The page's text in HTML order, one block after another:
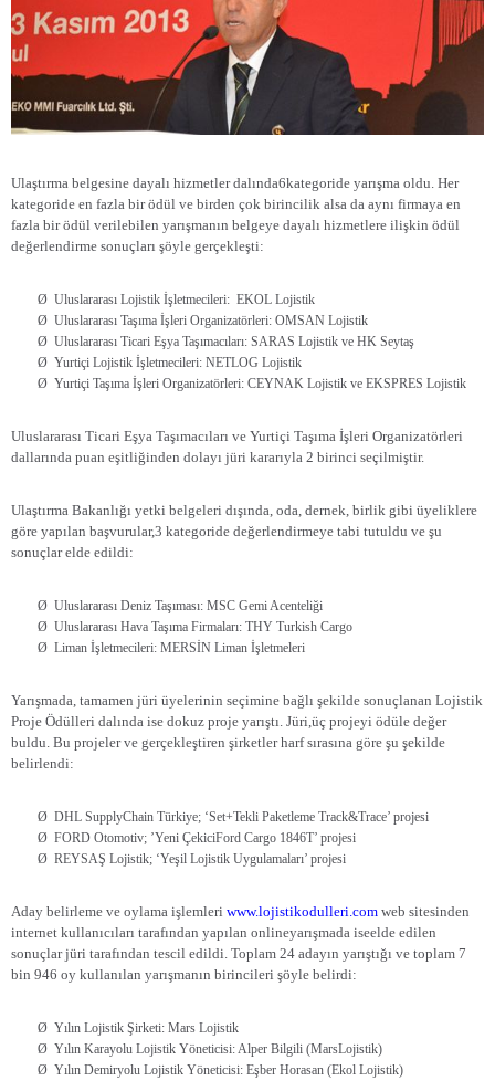
Ulaştırma belgesine dayalı hizmetler dalında6kategoride yarışma oldu. Her
kategoride en fazla bir ödül ve birden çok birincilik alsa da aynı firmaya en
fazla bir ödül verilebilen yarışmanın belgeye dayalı hizmetlere ilişkin ödül
değerlendirme sonuçları şöyle gerçekleşti:
Ø Uluslararası Lojistik İşletmecileri: EKOL Lojistik
Ø Uluslararası Taşıma İşleri Organizatörleri: OMSAN Lojistik
Ø Uluslararası Ticari Eşya Taşımacıları: SARAS Lojistik ve HK Seytaş
Ø Yurtiçi Lojistik İşletmecileri: NETLOG Lojistik
Ø Yurtiçi Taşıma İşleri Organizatörleri: CEYNAK Lojistik ve EKSPRES Lojistik
Uluslararası Ticari Eşya Taşımacıları ve Yurtiçi Taşıma İşleri Organizatörleri
dallarında puan eşitliğinden dolayı jüri kararıyla 2 birinci seçilmiştir.
Ulaştırma Bakanlığı yetki belgeleri dışında, oda, dernek, birlik gibi üyeliklere
göre yapılan başvurular,3 kategoride değerlendirmeye tabi tutuldu ve şu
sonuçlar elde edildi:
Ø Uluslararası Deniz Taşıması: MSC Gemi Acenteliği
Ø Uluslararası Hava Taşıma Firmaları: THY Turkish Cargo
Ø Liman İşletmecileri: MERSİN Liman İşletmeleri
Yarışmada, tamamen jüri üyelerinin seçimine bağlı şekilde sonuçlanan Lojistik
Proje Ödülleri dalında ise dokuz proje yarıştı. Jüri,üç projeyi ödüle değer
buldu. Bu projeler ve gerçekleştiren şirketler harf sırasına göre şu şekilde
belirlendi:
Ø DHL SupplyChain Türkiye; ‘Set+Tekli Paketleme Track&Trace’ projesi
Ø FORD Otomotiv; ’Yeni ÇekiciFord Cargo 1846T’ projesi
Ø REYSAŞ Lojistik; ‘Yeşil Lojistik Uygulamaları’ projesi
Aday belirleme ve oylama işlemleri www.lojistikodulleri.com web sitesinden
internet kullanıcıları tarafından yapılan onlineyarışmada iseelde edilen
sonuçlar jüri tarafından tescil edildi. Toplam 24 adayın yarıştığı ve toplam 7
bin 946 oy kullanılan yarışmanın birincileri şöyle belirdi:
Ø Yılın Lojistik Şirketi: Mars Lojistik
Ø Yılın Karayolu Lojistik Yöneticisi: Alper Bilgili (MarsLojistik)
Ø Yılın Demiryolu Lojistik Yöneticisi: Eşber Horasan (Ekol Lojistik)